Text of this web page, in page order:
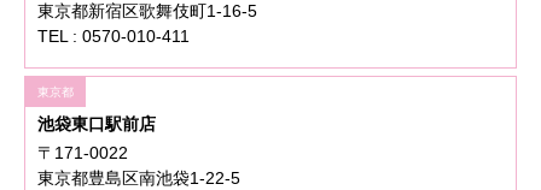
東京都新宿区歌舞伎町1-16-5
TEL : 0570-010-411
東京都
池袋東口駅前店
〒171-0022
東京都豊島区南池袋1-22-5